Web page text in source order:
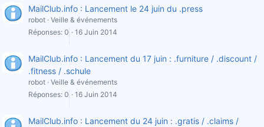
MailClub.info : Lancement le 24 juin du .press
robot Veille & événements
Réponses 0 16 Juin 2014
MailClub.info : Lancement du 17 juin : .furniture / .discount /
.fitness / .schule
robot Veille & événements
Réponses 0 16 Juin 2014
MailClub.info : Lancement du 24 juin : .gratis / .claims /